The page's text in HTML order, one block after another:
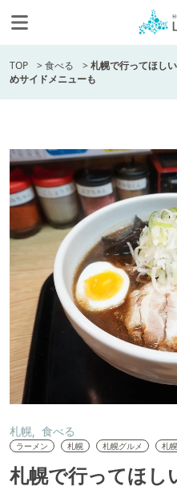
TOP >食べる >札幌で行ってほし
めサイドメニューも
札幌 食べる
ラーメン 札幌 札幌グルメ 札
札幌で行ってほし